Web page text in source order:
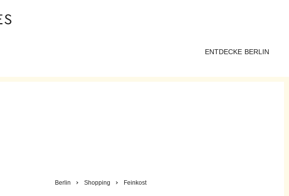
ENTDECKE BERLIN
Berlin Shopping Feinkost